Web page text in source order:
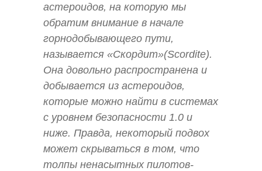
астероидов, на которую мы
обратим внимание в начале
горнодобывающего пути,
называется «Скордит»(Scordite).
Она довольно распространена и
добывается из астероидов,
которые можно найти в системах
с уровнем безопасности 1.0 и
ниже. Правда, некоторый подвох
может скрываться в том, что
толпы ненасытных пилотов-